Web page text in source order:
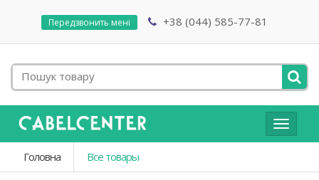
Передзвонить мені +38 (044) 585-77-81
Toggle
Головна
Все товары